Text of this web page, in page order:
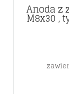
Anoda z
M8x30 ,